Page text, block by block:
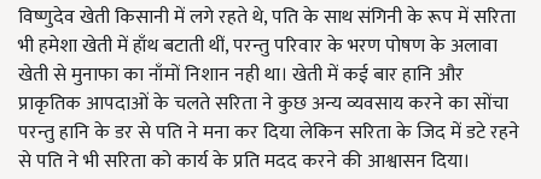
विष्णुदेव खेती किसानी में लगे रहते थे, पति के साथ संगिनी के रूप में सरिता
भी हमेशा खेती में हाँथ बटाती थीं, परन्तु परिवार के भरण पोषण के अलावा
खेती से मुनाफा का नाँमों निशान नही था। खेती में कई बार हानि और
प्राकृतिक आपदाओं के चलते सरिता ने कुछ अन्य व्यवसाय करने का सोंचा
परन्तु हानि के डर से पति ने मना कर दिया लेकिन सरिता के जिद में डटे रहने
से पति ने भी सरिता को कार्य के प्रति मदद करने की आश्वासन दिया।